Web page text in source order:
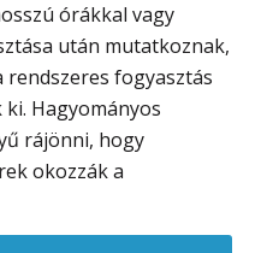
órákkal vagy
után mutatkoznak,
rendszeres fogyasztás
Hagyományos
rájönni, hogy
okozzák a